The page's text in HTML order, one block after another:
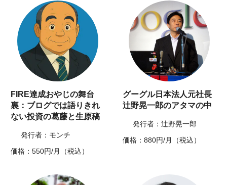
FIRE達成おやじの舞台
裏：ブログでは語りきれ
ない投資の葛藤と生原稿
発行者：モンチ
価格：550円/月（税込）
グーグル日本法人元社長
辻野晃一郎のアタマの中
発行者：辻野晃一郎
価格：880円/月（税込）